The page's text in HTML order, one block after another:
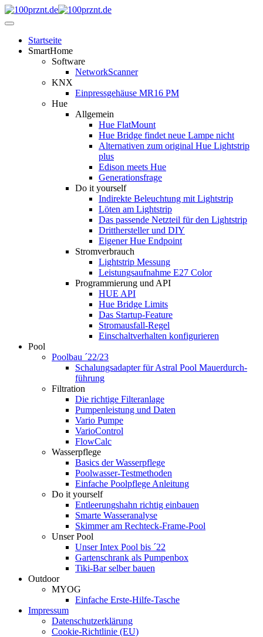
Startseite
SmartHome
Software
NetworkScanner
KNX
Einpressgehäuse MR16 PM
Hue
Allgemein
Hue FlatMount
Hue Bridge findet neue Lampe nicht
Alternativen zum original Hue Lightstrip
plus
Edison meets Hue
Generationsfrage
Do it yourself
Indirekte Beleuchtung mit Lightstrip
Löten am Lightstrip
Das passende Netzteil für den Lightstrip
Dritthersteller und DIY
Eigener Hue Endpoint
Stromverbrauch
Lightstrip Messung
Leistungsaufnahme E27 Color
Programmierung und API
HUE API
Hue Bridge Limits
Das Startup-Feature
Stromausfall-Regel
Einschaltverhalten konfigurieren
Pool
Poolbau ´22/23
Schalungs­adapter für Astral Pool Mauer­durch­
führung
Filtration
Die richtige Filter­anlage
Pumpenleistung und Daten
Vario Pumpe
Vario­Control
FlowCalc
Wasserpflege
Basics der Wasserpflege
Poolwasser-Testmethoden
Einfache Poolpflege Anleitung
Do it yourself
Ent­leerungs­hahn richtig einbauen
Smarte Wasseranalyse
Skimmer am Rechteck-Frame-Pool
Unser Pool
Unser Intex Pool bis ´22
Gartenschrank als Pumpenbox
Tiki-Bar selber bauen
Outdoor
MYOG
Einfache Erste-Hilfe-Tasche
Impressum
Datenschutzerklärung
Cookie-Richtlinie (EU)